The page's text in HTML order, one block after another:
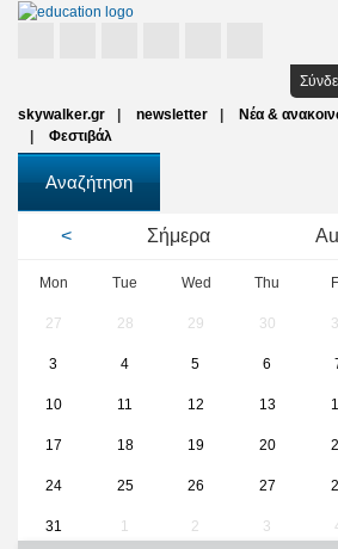
skywalker.gr
newsletter Νέα &
Φεστιβάλ
Αναζήτηση
Σπουδές
Υποτροφίες
Όλοι οι φορείς
Αρθρα
< Σήμερα
Mon Tue Wed Thu
27 28 29 30
3 4 5 6
10 11 12 13
17 18 19 20
24 25 26 27
31 1 2 3